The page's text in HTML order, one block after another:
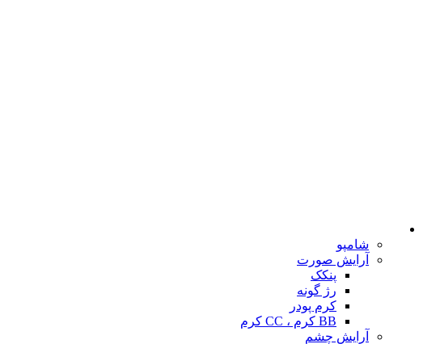
شامپو
آرایش صورت
پنکک
رژ گونه
کرم پودر
BB کرم ، CC کرم
آرایش چشم